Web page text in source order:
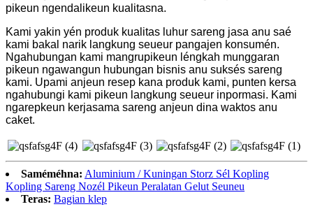
pikeun ngendalikeun kualitasna.
Kami yakin yén produk kualitas luhur sareng jasa anu saé
kami bakal narik langkung seueur pangajen konsumén.
Ngahubungan kami mangrupikeun léngkah munggaran
pikeun ngawangun hubungan bisnis anu suksés sareng
kami. Upami anjeun resep kana produk kami, punten kersa
ngahubungi kami pikeun langkung seueur inpormasi. Kami
ngarepkeun kerjasama sareng anjeun dina waktos anu
caket.
Saméméhna: Aluminium / Kuningan Storz Sél Kopling
Kopling Sareng Nozél Pikeun Peralatan Gelut Seuneu
Teras: Bagian klep